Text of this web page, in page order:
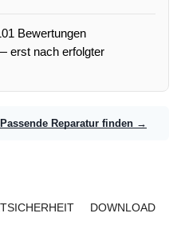
Bewertungen
erst nach erfolgter
Passende Reparatur finden →
DOWNLOAD